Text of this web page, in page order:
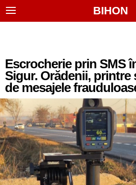
BIHON
Escrocherie prin SMS
Sigur. Orădenii, printre
de mesajele